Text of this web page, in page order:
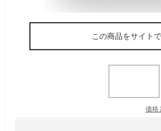
この商品をサイト
価格